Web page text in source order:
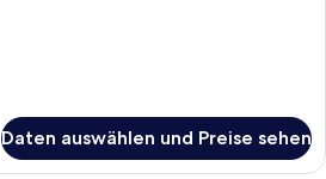
Daten auswählen und Preise sehen